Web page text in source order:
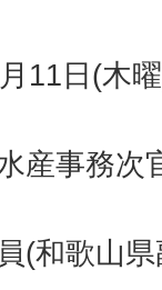
11日(木
産事務次
(和歌山県